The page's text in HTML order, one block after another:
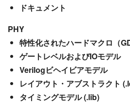
ドキュメント
PHY
特性化されたハードマクロ（
ゲートレベルおよびIOモデル
Verilogビヘイビアモデル
レイアウト・アブストラクト
タイミングモデル (.lib)